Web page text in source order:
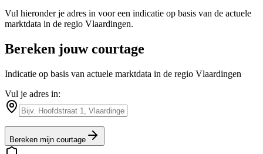
Vul hieronder je adres in voor een indicatie op basis van de actuele
marktdata in de regio Vlaardingen.
Bereken jouw courtage
Indicatie op basis van actuele marktdata in de regio Vlaardingen
Vul je adres in:
Bereken mijn courtage